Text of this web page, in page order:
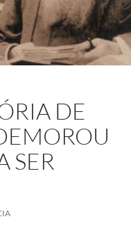
DE
SER